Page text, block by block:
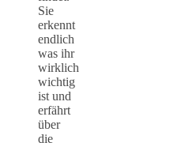
Sie
erkennt
endlich
was ihr
wirklich
wichtig
ist und
erfährt
über
die